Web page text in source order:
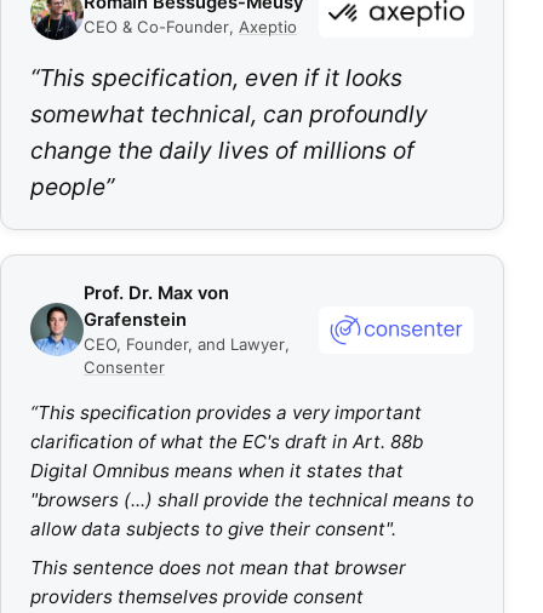
CEO & Co-Founder, Axeptio
“This specification, even if it looks
somewhat technical, can profoundly
change the daily lives of millions of
people”
Prof. Dr. Max von
Grafenstein
CEO, Founder, and Lawyer,
Consenter
“This specification provides a very important
clarification of what the EC's draft in Art. 88b
Digital Omnibus means when it states that
"browsers (...) shall provide the technical means to
allow data subjects to give their consent".
This sentence does not mean that browser
providers themselves provide consent